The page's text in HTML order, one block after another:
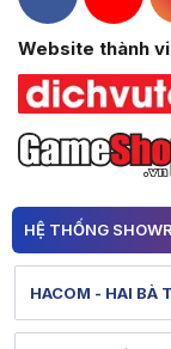
Hacom
Website thành
HỆ THỐNG
HACOM - HAI BÀ